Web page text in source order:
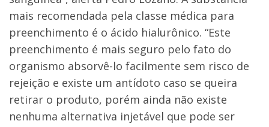
mais recomendada pela classe médica para
preenchimento é o ácido hialurônico. “Este
preenchimento é mais seguro pelo fato do
organismo absorvê-lo facilmente sem risco de
rejeição e existe um antídoto caso se queira
retirar o produto, porém ainda não existe
nenhuma alternativa injetável que pode ser